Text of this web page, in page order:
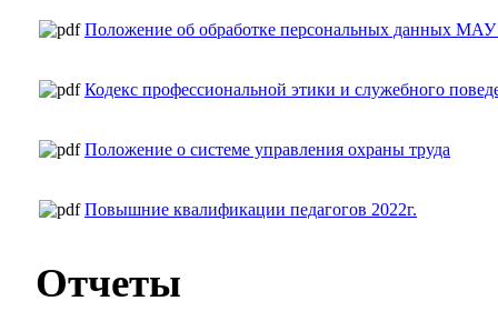
Положение об обработке персональных данных
Кодекс профессиональной этики и служебного
Положение о системе управления охраны труда
Повышние квалификации педагогов 2022г.
Отчеты